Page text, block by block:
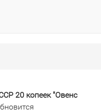
20 копеек "Овенс